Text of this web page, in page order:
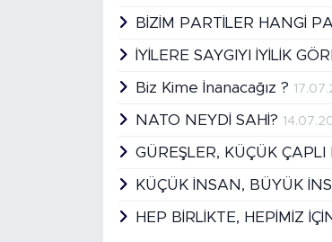
BİZİM PARTİLER HANGİ
İYİLERE SAYGIYI İYİLİK
Biz Kime İnanacağız ?
NATO NEYDİ SAHİ?
GÜREŞLER, KÜÇÜK
KÜÇÜK İNSAN, BÜYÜK
HEP BİRLİKTE, HEPİMİZ